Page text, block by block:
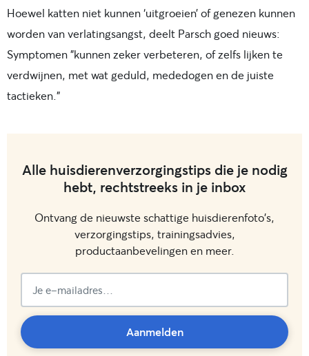
Hoewel katten niet kunnen ‘uitgroeien’ of genezen kunnen
worden van verlatingsangst, deelt Parsch goed nieuws:
Symptomen "kunnen zeker verbeteren, of zelfs lijken te
verdwijnen, met wat geduld, mededogen en de juiste
tactieken."
Alle huisdierenverzorgingstips die je nodig
hebt, rechtstreeks in je inbox
Ontvang de nieuwste schattige huisdierenfoto's,
verzorgingstips, trainingsadvies,
productaanbevelingen en meer.
Aanmelden
Aangemeld!